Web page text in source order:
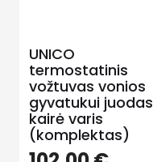
UNICO
termostatinis
vožtuvas vonios
gyvatukui juodas
kairė varis
(komplektas)